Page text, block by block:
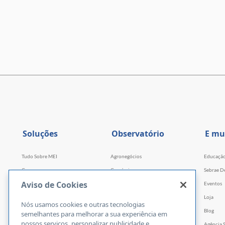
Soluções
Tudo Sobre MEI
Cursos
Cursos por WhatsApp
Faculdade Sebrae
Observatório
Agronegócios
Comércio
Tecnologia e Startups
E
Sebrae
Eventos
Loja
Blog
Aviso de Cookies
Nós usamos cookies e outras tecnologias
semelhantes para melhorar a sua experiência em